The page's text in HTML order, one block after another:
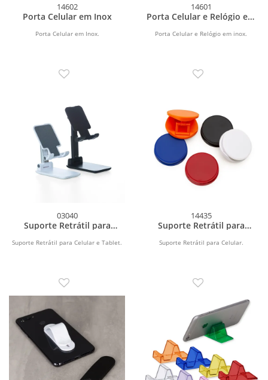
14602
Porta Celular em Inox
Porta Celular em Inox.
14601
Porta Celular e Relógio em
Porta Celular e Relógio em inox.
03040
Suporte Retrátil para
Suporte Retrátil para Celular e Tablet.
14435
Suporte Retrátil para
Suporte Retrátil para Celular.